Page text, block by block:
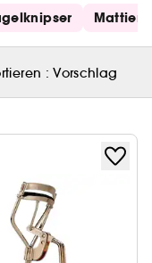
natürliche
Deinen
:Vorschlag